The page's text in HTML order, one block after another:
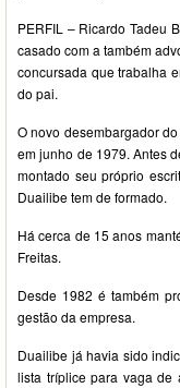
PERFIL – Ricardo Tadeu
casado com a também
concursada que trabalha
do pai.
O novo desembargador
em junho de 1979. Antes
montado seu próprio
Duailibe tem de formado.
Há cerca de 15 anos
Freitas.
Desde 1982 é também
gestão da empresa.
Duailibe já havia sido
lista tríplice para vaga de